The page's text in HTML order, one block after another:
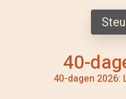
40-
40-dagen